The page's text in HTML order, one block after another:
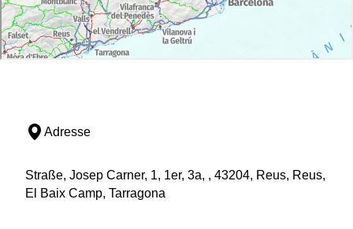
Adresse
Straße, Josep Carner, 1, 1er, 3a, , 43204, Reus, Reus,
El Baix Camp, Tarragona